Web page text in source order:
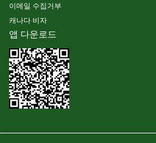
이메일 수집거부
캐나다 비자
앱 다운로드